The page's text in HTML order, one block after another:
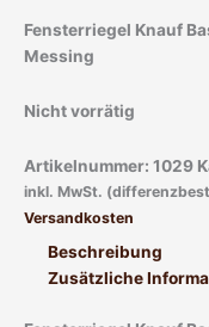
Fensterriegel Knauf
Messing
Nicht vorrätig
Artikelnummer: 1029
inkl. MwSt.
Versandkosten
Beschreibung
Zusätzliche